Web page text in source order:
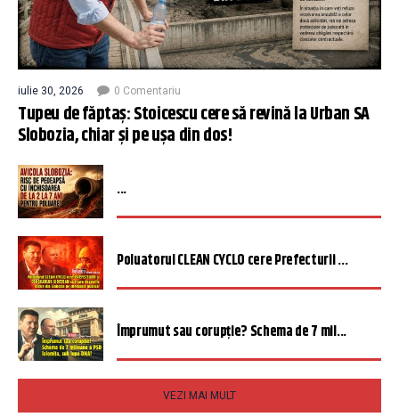
iulie 30, 2026 0 Comentariu
Tupeu de făptaș: Stoicescu cere să revină la Urban SA
Slobozia, chiar și pe ușa din dos!
...
Poluatorul CLEAN CYCLO cere Prefecturii ...
Împrumut sau corupție? Schema de 7 mil...
VEZI MAI MULT